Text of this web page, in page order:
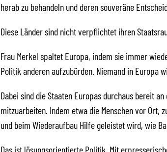
herab zu behandeln und deren souveräne
Diese Länder sind nicht verpflichtet ihren
Frau Merkel spaltet Europa, indem sie immer
Politik anderen aufzubürden. Niemand in Europa
Dabei sind die Staaten Europas durchaus bereit
mitzuarbeiten. Indem etwa die Menschen vor Ort,
und beim Wiederaufbau Hilfe geleistet wird, wie
Das ist lösungsorientierte Politik. Mit